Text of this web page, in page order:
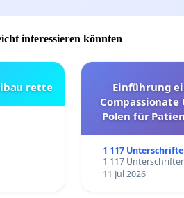
interessieren könnten
rette
Einführung
Compassionate
Polen für
1 117
1 117
11 Jul 2026